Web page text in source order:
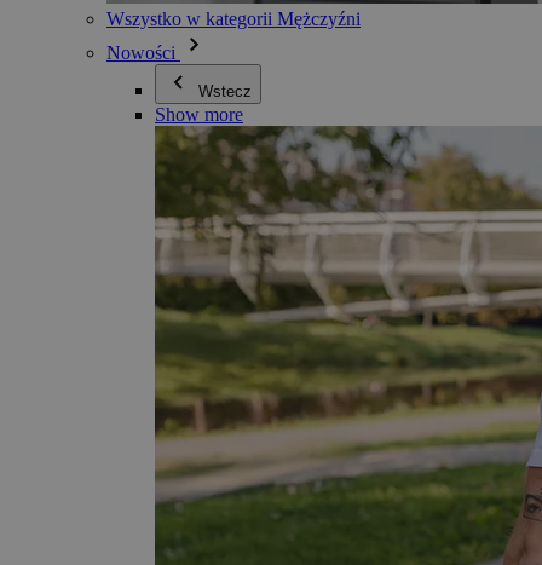
Wszystko w kategorii Mężczyźni
Nowości
Wstecz
Show more